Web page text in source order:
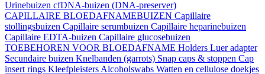
Urinebuizen cfDNA-buizen (DNA-preserver)
CAPILLAIRE BLOEDAFNAMEBUIZEN Capillaire
stollingsbuizen Capillaire serumbuizen Capillaire heparinebuizen
Capillaire EDTA-buizen Capillaire glucosebuizen
TOEBEHOREN VOOR BLOEDAFNAME Holders Luer adapter
Secundaire buizen Knelbanden (garrots) Snap caps & stoppen Cap
insert rings Kleefpleisters Alcoholswabs Watten en cellulose doekjes